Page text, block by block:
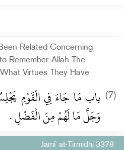
Related Concerning
Remember Allah The
Virtues They Have
(7) باب مَا جَاءَ فِي الْقَوْمِ
وَجَلَّ مَا لَهُمْ مِنَ الْفَضْلِ ‏.‏
Jami` at-Tirmidhi 3378